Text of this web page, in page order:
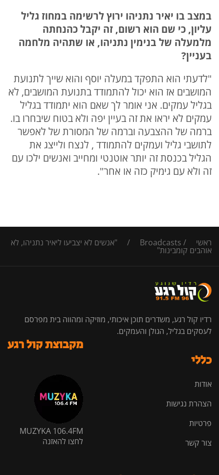
במצב בו יאיר נתניהו ירוץ לרשימה במחוז גליל
עליון, כי שם הוא רשום, זה יקבל כהנחתה
מלמעלה של בנימין נתניהו, או שתהיה מלחמה
בעניין?
"לדעתי הוא התפקד במעלה יוסף והוא שייך לתנועת
המושבים אז הוא יכול להתמודד בתנועת המושבים, לא
בגליל עמקים. אני אומר לך שאם הוא יתמודד בגליל
עמקים לא יראו את זה בעיין יפה ולא בטוח שיבחרו בו.
ברמה של ההצבעה וברמה של המסורת של לאפשר
לתושבי גליל ועמקים להתמודד , לנצח ולייצג את
הגליל בכנסת זה יותר אוטנטי ומחייב ואנשים ילכו עם
זה ולא עם גימיק כזה או אחר".
ראשי /
Broadcasts
/ "אנשים לא יצביעו ליאיר נתניהו, לא
אוהבים קומבינות"
רדיו קול רגע, משדרים תוכן איכותי, מוזיקה ומהווה בית מפרסם
לעסקים בגליל, הגולן והעמקים.
כללי
אודות
הצהרת נגישות
פרטיות
צור קשר
מקבוצת קול רגע
MUZYKA 106.4FM
לחצו להאזנה